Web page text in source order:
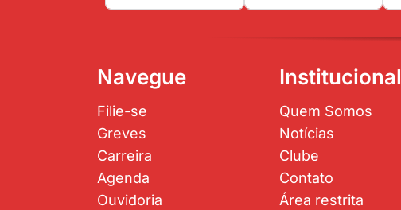
Navegue
Filie-se
Greves
Carreira
Agenda
Ouvidoria
Institucional
Quem Somos
Notícias
Clube
Contato
Área restrita